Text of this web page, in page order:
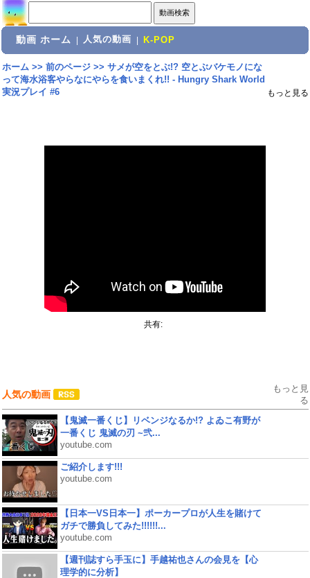
動画 ホーム 人気の動画 K-POP
ホーム>> 前のページ>> サメが空をとぶ!? 空とぶバケモノにな
って海水浴客やらなにやらを食いまくれ!! - Hungry Shark World
実況プレイ #6
もっと見る
共有:
人気の動画
もっと見
る
【鬼滅一番くじ】リベンジなるか!? よゐこ有野が
一番くじ 鬼滅の刃 ~弐...
youtube.com
ご紹介します!!!
youtube.com
【日本一VS日本一】ポーカープロが人生を賭けて
ガチで勝負してみた!!!!!!...
youtube.com
【週刊誌すら手玉に】手越祐也さんの会見を【心
理学的に分析】